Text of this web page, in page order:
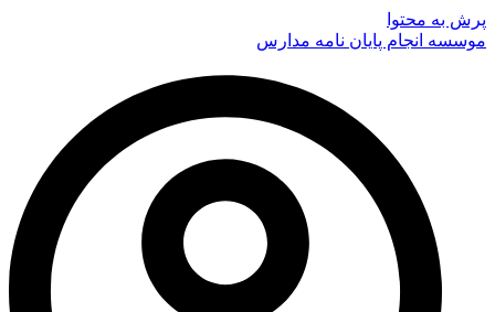
پرش به محتوا
موسسه انجام پایان نامه مدارس